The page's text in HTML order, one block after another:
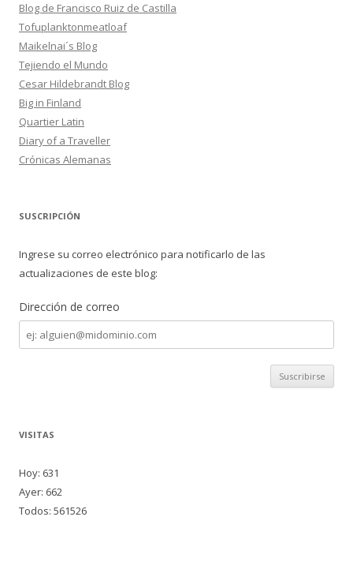
Blog de Francisco Ruiz de Castilla
Tofuplanktonmeatloaf
Maikelnai´s Blog
Tejiendo el Mundo
Cesar Hildebrandt Blog
Big in Finland
Quartier Latin
Diary of a Traveller
Crónicas Alemanas
SUSCRIPCIÓN
Ingrese su correo electrónico para notificarlo de las
actualizaciones de este blog:
Dirección de correo
Dirección
de
correo
VISITAS
Hoy: 631
Ayer: 662
Todos: 561526